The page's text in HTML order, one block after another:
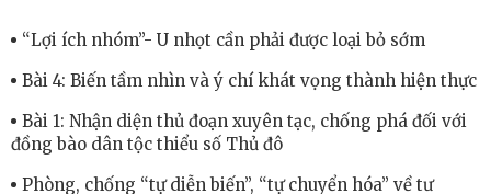
“Lợi ích nhóm”- U nhọt cần phải được loại bỏ sớm
Bài 4: Biến tầm nhìn và ý chí khát vọng thành hiện thực
Bài 1: Nhận diện thủ đoạn xuyên tạc, chống phá đối với
đồng bào dân tộc thiểu số Thủ đô
Phòng, chống “tự diễn biến”, “tự chuyển hóa” về tư